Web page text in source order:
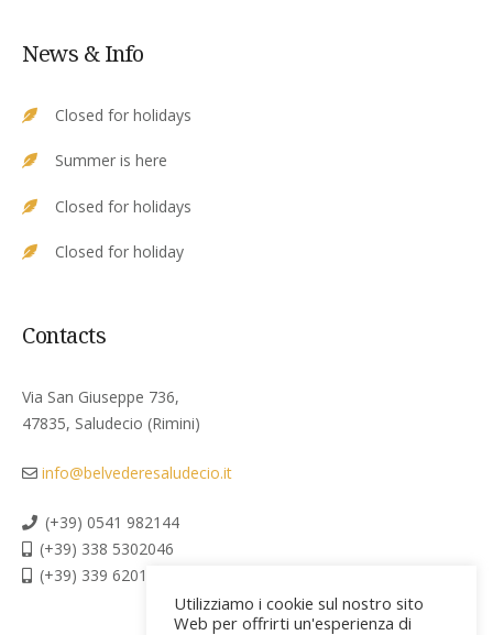
News & Info
Closed for holidays
Summer is here
Closed for holidays
Closed for holiday
Contacts
Via San Giuseppe 736,
47835, Saludecio (Rimini)
info@belvederesaludecio.it
(+39) 0541 982144
(+39) 338 5302046
(+39) 339 6201267
Utilizziamo i cookie sul nostro sito
Web per offrirti un'esperienza di